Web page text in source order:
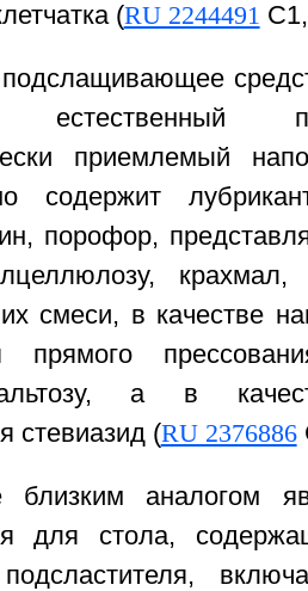
(RU 2244491
естественный
приемлемый
содержит
порофор,
смеси, в качестве
прямого
а в
стевиазид (RU 2376886
близким аналогом
для стола,